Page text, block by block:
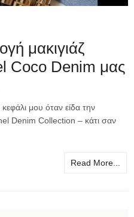
μακιγιάζ
Coco Denim μας
μου όταν είδα την
Denim Collection – κάτι σαν
Read More...